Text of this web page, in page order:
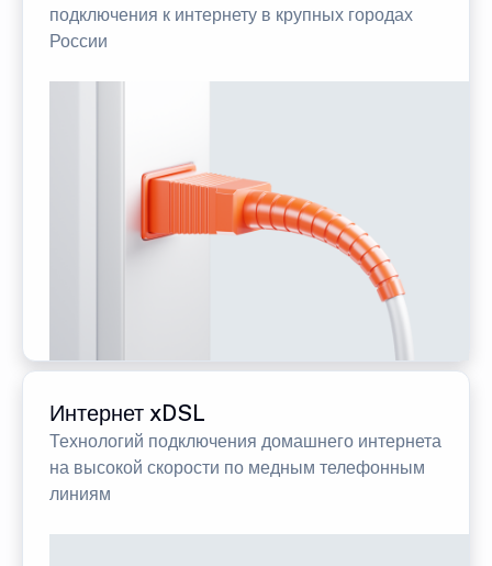
подключения к интернету в крупных городах
России
Интернет xDSL
Технологий подключения домашнего интернета
на высокой скорости по медным телефонным
линиям